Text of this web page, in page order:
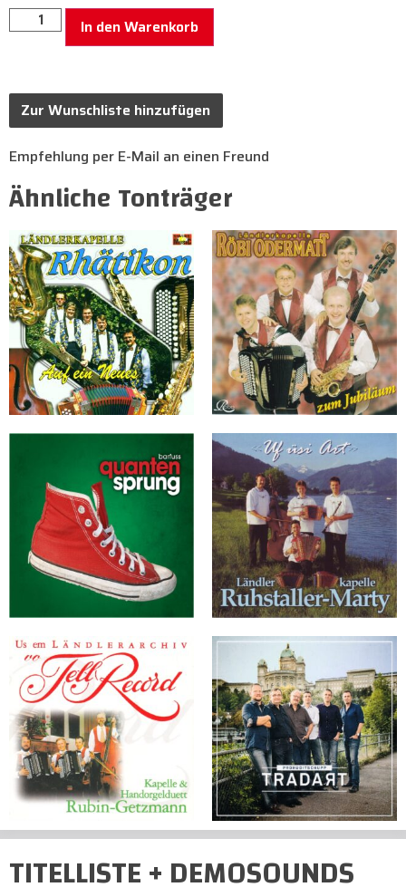
In den Warenkorb
Zur Wunschliste hinzufügen
Empfehlung per E-Mail an einen Freund
Ähnliche Tonträger
TITELLISTE + DEMOSOUNDS